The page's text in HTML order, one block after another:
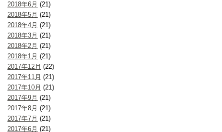
2018年6月 (21)
2018年5月 (21)
2018年4月 (21)
2018年3月 (21)
2018年2月 (21)
2018年1月 (21)
2017年12月 (22)
2017年11月 (21)
2017年10月 (21)
2017年9月 (21)
2017年8月 (21)
2017年7月 (21)
2017年6月 (21)